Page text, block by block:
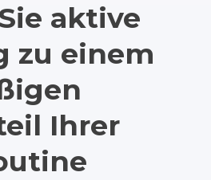
aktive
zu einem
Ihrer